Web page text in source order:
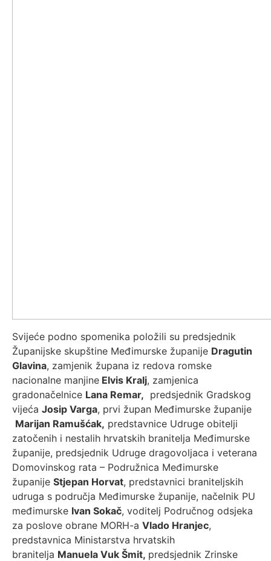
Svijeće podno spomenika položili su predsjednik
Županijske skupštine Međimurske županije Dragutin
Glavina, zamjenik župana iz redova romske
nacionalne manjine Elvis Kralj, zamjenica
gradonačelnice Lana Remar, predsjednik Gradskog
vijeća Josip Varga, prvi župan Međimurske županije
Marijan Ramušćak, predstavnice Udruge obitelji
zatočenih i nestalih hrvatskih branitelja Međimurske
županije, predsjednik Udruge dragovoljaca i veterana
Domovinskog rata – Podružnica Međimurske
županije Stjepan Horvat, predstavnici braniteljskih
udruga s područja Međimurske županije, načelnik PU
međimurske Ivan Sokač, voditelj Područnog odsjeka
za poslove obrane MORH-a Vlado Hranjec,
predstavnica Ministarstva hrvatskih
branitelja Manuela Vuk Šmit, predsjednik Zrinske